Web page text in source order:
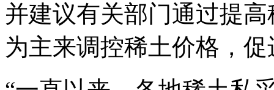
并建议有关部门通过提
为主来调控稀土价格，